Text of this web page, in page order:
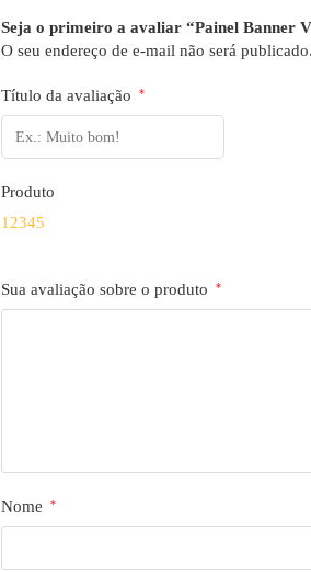
Seja o primeiro a avaliar “Painel Banner
O seu endereço de e-mail não será publicado.
Título da avaliação *
Produto
1 2345
Sua avaliação sobre o produto *
Nome *